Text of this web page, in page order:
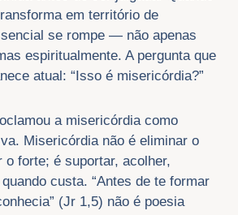
em território de
se rompe — não apenas
espiritualmente. A pergunta que
atual: “Isso é misericórdia?”
a misericórdia como
Misericórdia não é eliminar o
o forte; é suportar, acolher,
custa. “Antes de te formar
(Jr 1,5) não é poesia